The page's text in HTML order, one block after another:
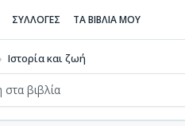
ΣΥΛΛΟΓΕΣ ΤΑ ΒΙΒΛΙΑ ΜΟΥ
Ιστορία και ζωή